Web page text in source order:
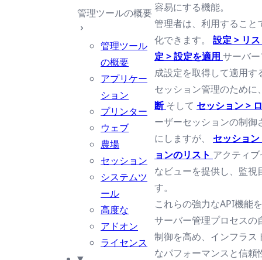
管理ツールの概要
管理ツール
の概要
アプリケー
ション
プリンター
ウェブ
農場
セッション
システムツ
ール
高度な
アドオン
ライセンス
容易にする機能。
管理者は、利用すること
化できます。 設定 > リ
定 > 設定を適用 サーバ
成設定を取得して適用す
セッション管理のために
断そして セッション >
ーザーセッションの制御
にしますが、 セッショ
ョンのリスト アクティ
なビューを提供し、監視
す。
これらの強力なAPI機能
サーバー管理プロセスの
制御を高め、インフラス
なパフォーマンスと信頼